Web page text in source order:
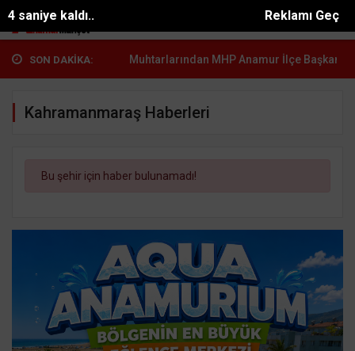
Reklamı Geç
3 saniye kaldı..
SON DAKİKA:
Anamur Muhtarlarından MHP Anamur İlçe Başkanı...
Kahramanmaraş Haberleri
Bu şehir için haber bulunamadı!